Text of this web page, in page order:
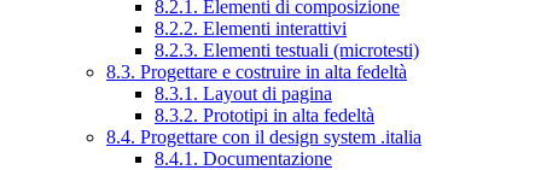
8.2.1. Elementi di composizione
8.2.2. Elementi interattivi
8.2.3. Elementi testuali (microtesti)
8.3. Progettare e costruire in alta fedeltà
8.3.1. Layout di pagina
8.3.2. Prototipi in alta fedeltà
8.4. Progettare con il design system .italia
8.4.1. Documentazione